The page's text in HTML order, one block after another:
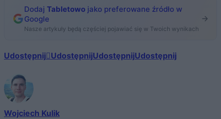
Dodaj Tabletowo jako preferowane źródło w
Google
Nasze artykuły będą częściej pojawiać się w Twoich wynikach
Udostępnij UdostępnijUdostępnijUdostępnij
Wojciech Kulik